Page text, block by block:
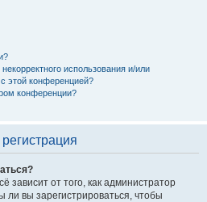
использования и/или
этой конференцией?
конференции?
зависит от того, как администратор
вы зарегистрироваться, чтобы